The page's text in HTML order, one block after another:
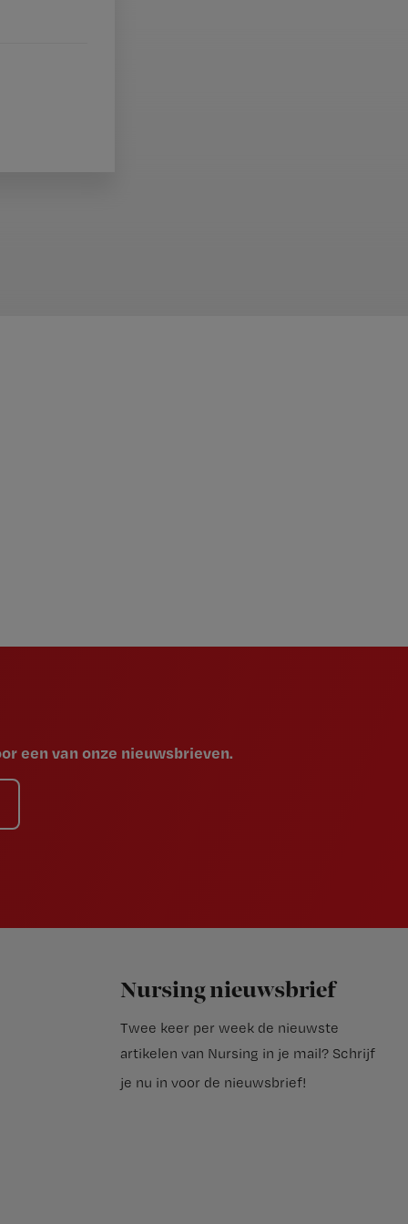
een van onze nieuwsbrieven.
Nursing nieuwsbrief
Twee keer per week de nieuwste
artikelen van Nursing in je mail? Schrijf
je nu in voor de nieuwsbrief!